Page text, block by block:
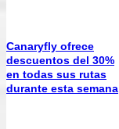
Canaryfly ofrece
descuentos del 30%
en todas sus rutas
durante esta semana